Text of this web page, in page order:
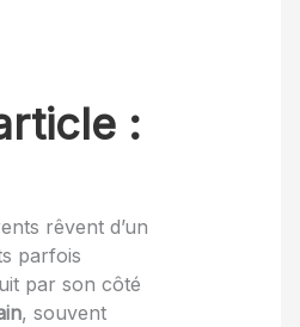
:
rêvent d’un
parfois
par son côté
, souvent